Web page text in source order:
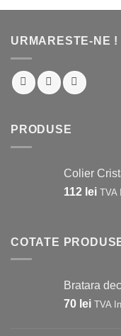
URMARESTE-NE !
PRODUSE
Colier
112 lei TVA
COTATE
Bratara
70 lei TVA